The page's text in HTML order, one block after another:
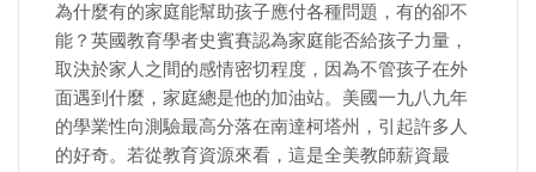
為什麼有的家庭能幫助孩子應付各種問題，有的卻不
能？英國教育學者史賓賽認為家庭能否給孩子力量，
取決於家人之間的感情密切程度，因為不管孩子在外
面遇到什麼，家庭總是他的加油站。美國一九八九年
的學業性向測驗最高分落在南達柯塔州，引起許多人
的好奇。若從教育資源來看，這是全美教師薪資最